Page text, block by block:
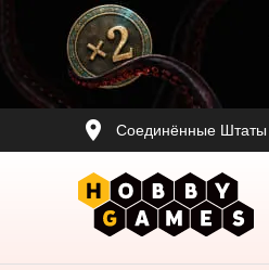
Соединённые Штаты